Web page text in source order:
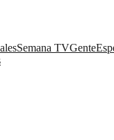
Semana TVGente